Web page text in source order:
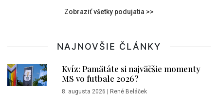
Zobraziť všetky podujatia >>
NAJNOVŠIE ČLÁNKY
Kvíz: Pamätáte si najväčšie momenty
MS vo futbale 2026?
8. augusta 2026 | René Beláček